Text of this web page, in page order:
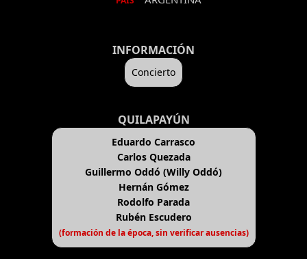
INFORMACIÓN
Concierto
QUILAPAYÚN
Eduardo Carrasco
Carlos Quezada
Guillermo Oddó (Willy Oddó)
Hernán Gómez
Rodolfo Parada
Rubén Escudero
(formación de la época, sin verificar ausencias)